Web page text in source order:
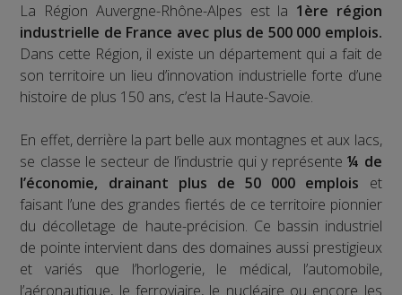
La Région Auvergne-Rhône-Alpes est la 1ère région
industrielle de France avec plus de 500 000 emplois.
Dans cette Région, il existe un département qui a fait de
son territoire un lieu d’innovation industrielle forte d’une
histoire de plus 150 ans, c’est la Haute-Savoie.
En effet, derrière la part belle aux montagnes et aux lacs,
se classe le secteur de l’industrie qui y représente¼ de
l’économie, drainant plus de 50 000 emplois et
faisant l’une des grandes fiertés de ce territoire pionnier
du décolletage de haute-précision. Ce bassin industriel
de pointe intervient dans des domaines aussi prestigieux
et variés que l’horlogerie, le médical, l’automobile,
l’aéronautique, le ferroviaire, le nucléaire ou encore les